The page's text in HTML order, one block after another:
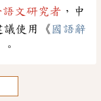
語文研究者 ，中
議使用《 國語辭